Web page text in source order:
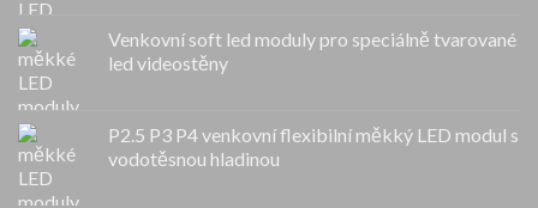
Venkovní soft led moduly pro speciálně tvarované
led videostěny
P2.5 P3 P4 venkovní flexibilní měkký LED modul s
vodotěsnou hladinou